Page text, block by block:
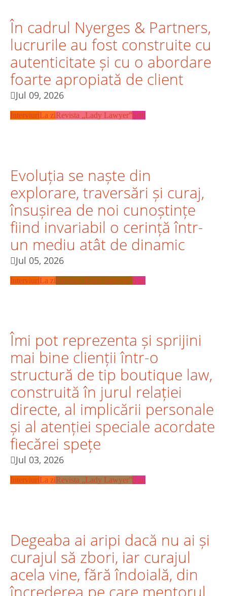
În cadrul Nyerges & Partners,
lucrurile au fost construite cu
autenticitate și cu o abordare
foarte apropiată de client
Jul 09, 2026
Interviuri La ziRevista „Lady Lawyer”Ştiri
Evoluția se naște din
explorare, traversări și curaj,
însușirea de noi cunoștințe
fiind invariabil o cerință într-
un mediu atât de dinamic
Jul 05, 2026
InterviuriLa ziRevista „Lady Lawyer”Ştiri
Îmi pot reprezenta și sprijini
mai bine clienții într-o
structură de tip boutique law,
construită în jurul relației
directe, al implicării personale
și al atenției speciale acordate
fiecărei spețe
Jul 03, 2026
InterviuriLa ziRevista „Lady Lawyer”Ştiri
Degeaba ai aripi dacă nu ai și
curajul să zbori, iar curajul
acela vine, fără îndoială, din
încrederea pe care mentorul